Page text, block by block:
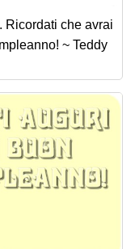
Ricordati che avrai
~ Teddy